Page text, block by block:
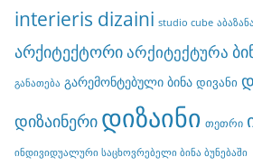
interieris dizaini studio cube აბაზანა
არქიტექტორიარქიტექტურა
განათება გარემონტებული ბინა დივანი
დიზაინერი დიზაინი თეთრი
ინდივიდუალური საცხოვრებელი ბინა ბუნებაში